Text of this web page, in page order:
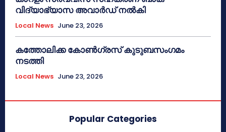
വിദ്യാഭ്യാസ അവാർഡ് നൽകി
Local News June 23, 2026
കത്തോലിക്ക കോൺഗ്രസ് കുടുബസംഗമം
നടത്തി
Local News June 23, 2026
Popular Categories